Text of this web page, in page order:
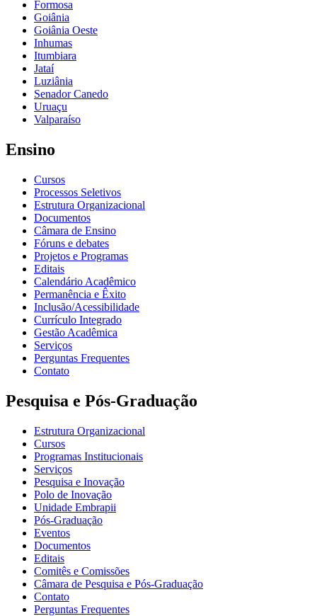
Formosa
Goiânia
Goiânia Oeste
Inhumas
Itumbiara
Jataí
Luziânia
Senador Canedo
Uruaçu
Valparaíso
Ensino
Cursos
Processos Seletivos
Estrutura Organizacional
Documentos
Câmara de Ensino
Fóruns e debates
Projetos e Programas
Editais
Calendário Acadêmico
Permanência e Êxito
Inclusão/Acessibilidade
Currículo Integrado
Gestão Acadêmica
Serviços
Perguntas Frequentes
Contato
Pesquisa e Pós-Graduação
Estrutura Organizacional
Cursos
Programas Institucionais
Serviços
Pesquisa e Inovação
Polo de Inovação
Unidade Embrapii
Pós-Graduação
Eventos
Documentos
Editais
Comitês e Comissões
Câmara de Pesquisa e Pós-Graduação
Contato
Perguntas Frequentes